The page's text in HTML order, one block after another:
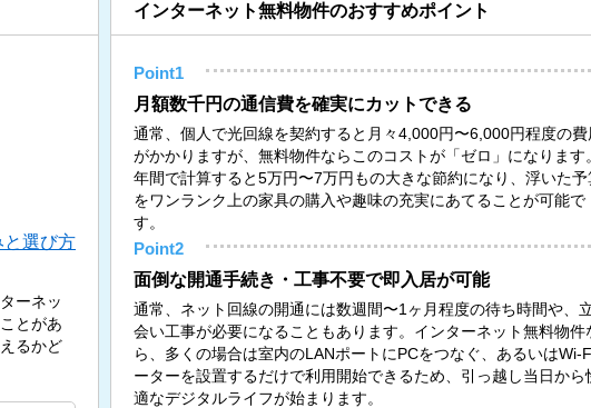
と選び方
ーネッ
とがあ
るかど
インターネット無料物件のおすすめポイント
Point1
月額数千円の通信費を確実にカットできる
通常、個人で光回線を契約すると月々4,000円〜6,000円程度の費
がかかりますが、無料物件ならこのコストが「ゼロ」になります
年間で計算すると5万円〜7万円もの大きな節約になり、浮いた予
をワンランク上の家具の購入や趣味の充実にあてることが可能で
す。
Point2
面倒な開通手続き・工事不要で即入居が可能
通常、ネット回線の開通には数週間〜1ヶ月程度の待ち時間や、
会い工事が必要になることもあります。インターネット無料物件
ら、多くの場合は室内のLANポートにPCをつなぐ、あるいはWi-
ーターを設置するだけで利用開始できるため、引っ越し当日から
適なデジタルライフが始まります。